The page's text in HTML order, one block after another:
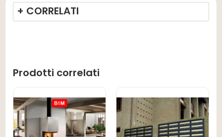
+ CORRELATI
Prodotti correlati